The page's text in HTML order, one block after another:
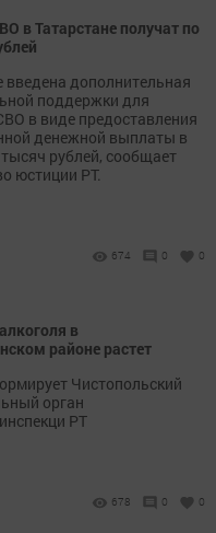
в Татарстане получат по
введена дополнительная
поддержки для
в виде предоставления
денежной выплаты в
рублей, сообщает
юстиции РТ.
674 0 0
в
районе растет
Чистопольский
орган
РТ
678 0 0